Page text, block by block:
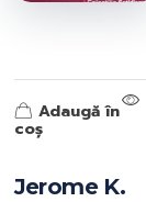
Jerome K.
Adaugă în
coș